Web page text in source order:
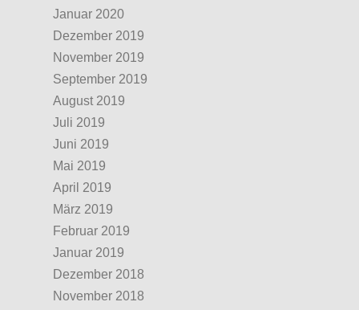
Januar 2020
Dezember 2019
November 2019
September 2019
August 2019
Juli 2019
Juni 2019
Mai 2019
April 2019
März 2019
Februar 2019
Januar 2019
Dezember 2018
November 2018